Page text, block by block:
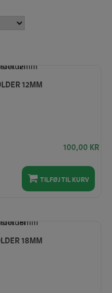
12MM
100,00 KR
TILFØJ TIL KURV
18MM